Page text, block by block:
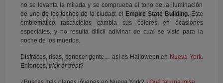
no se levanta la mirada y se comprueba el tono de la iluminación
de uno de los techos de la ciudad: el Empire State Building. Este
emblemático rascacielos cambia sus colores en ocasiones
especiales, y no resulta difícil adivinar de cuál se viste para la
noche de los muertos.
Disfraces, risas, conocer gente… así es Halloween en Nueva York.
Entonces, trick or treat?